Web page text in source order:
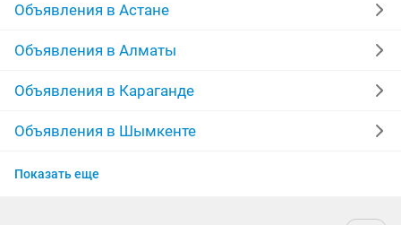
Объявления в Астане
Объявления в Алматы
Объявления в Караганде
Объявления в Шымкенте
Объявления в Усть-Каменогорске
Показать еще